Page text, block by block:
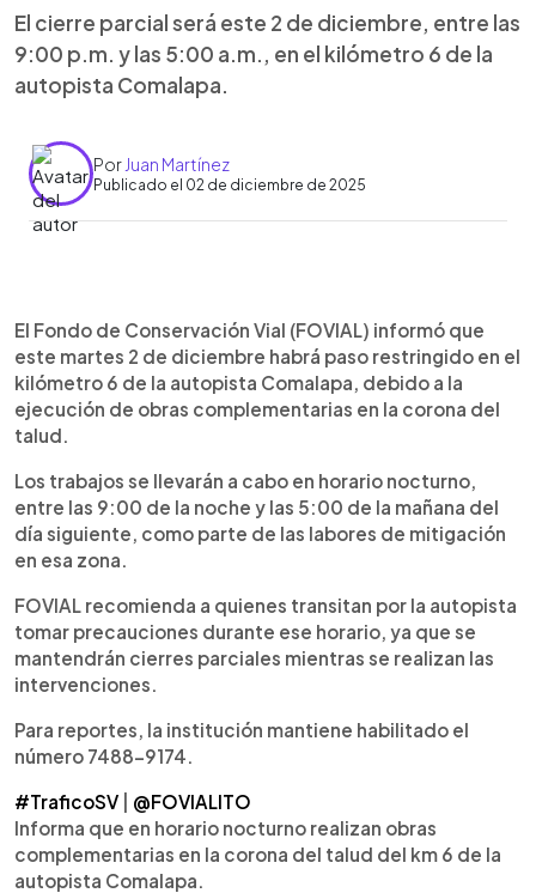
El cierre parcial será este 2 de diciembre, entre las
9:00 p.m. y las 5:00 a.m., en el kilómetro 6 de la
autopista Comalapa.
Por Juan Martínez
Publicado el 02 de diciembre de 2025
► Escuchar artículo
El Fondo de Conservación Vial (FOVIAL) anunció
que este lunes 2 de diciembre realizará trabajos
nocturnos en la autopista Comalapa,
específicamente en el kilómetro 6. Las obras
consisten en intervenciones complementarias en
de 9:00 p.m. a 5:00 a.m. del día siguiente.
Durante este período habrá paso restringido en la
zona, por lo que se recomienda precaución a los
conductores que circulen en ambos sentidos.
puesto a disposición el número telefónico 7488-
9174. Las labores forman parte de trabajos de
mitigación vial.
El Fondo de Conservación Vial (FOVIAL) informó que
este martes 2 de diciembre habrá paso restringido en el
kilómetro 6 de la autopista Comalapa, debido a la
ejecución de obras complementarias en la corona del
talud.
Los trabajos se llevarán a cabo en horario nocturno,
entre las 9:00 de la noche y las 5:00 de la mañana del
día siguiente, como parte de las labores de mitigación
en esa zona.
FOVIAL recomienda a quienes transitan por la autopista
tomar precauciones durante ese horario, ya que se
mantendrán cierres parciales mientras se realizan las
intervenciones.
Para reportes, la institución mantiene habilitado el
número 7488-9174.
#TraficoSV
@FOVIALITO
Informa que en horario nocturno realizan obras
complementarias en la corona del talud del km 6 de la
autopista Comalapa.